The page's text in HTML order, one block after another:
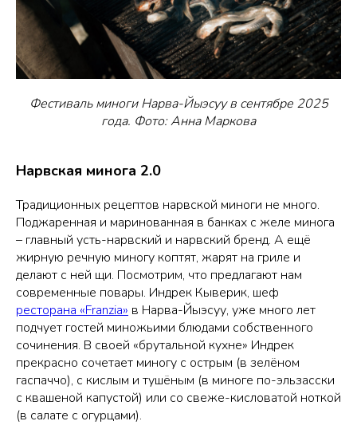
Фестиваль миноги Нарва-Йыэсуу в сентябре 2025
года. Фото: Анна Маркова
Нарвская минога 2.0
Традиционных рецептов нарвской миноги не много.
Поджаренная и маринованная в банках с желе минога
– главный усть-нарвский и нарвский бренд. А ещё
жирную речную миногу коптят, жарят на гриле и
делают с ней щи. Посмотрим, что предлагают нам
современные повары. Индрек Кыверик, шеф
ресторана «Franzia» в Нарва-Йыэсуу, уже много лет
подчует гостей миножьими блюдами собственного
сочинения. В своей «брутальной кухне» Индрек
прекрасно сочетает миногу с острым (в зелёном
гаспаччо), с кислым и тушёным (в миноге по-эльзасски
с квашеной капустой) или со свеже-кисловатой ноткой
(в салате с огурцами).